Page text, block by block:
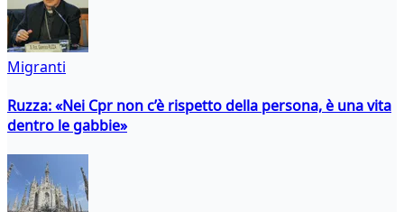
Migranti
Ruzza: «Nei Cpr non c’è rispetto della persona, è una vita
dentro le gabbie»